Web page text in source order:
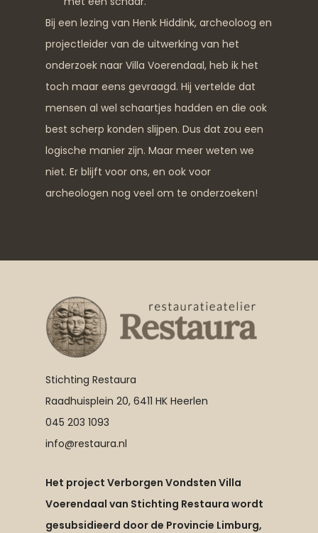
Bij een lezing van Henk Hiddink, archeoloog en
projectleider van de uitwerking van het
onderzoek naar Villa Voerendaal, heb ik het
toch maar eens gevraagd. Hij vertelde dat
mensen al wel schaartjes hadden en die ook
best scherp konden slijpen. Dus dat zou een
logische manier zijn. Maar meer weten we
niet. Er blijft voor ons, en ook voor
archeologen nog veel om te onderzoeken!
Stichting Restaura
Raadhuisplein 20, 6411 HK Heerlen
045 203 1093
info@restaura.nl
Het project Verborgen Vondsten Villa
Voerendaal van Stichting Restaura wordt
gesubsidieerd door de Provincie Limburg,